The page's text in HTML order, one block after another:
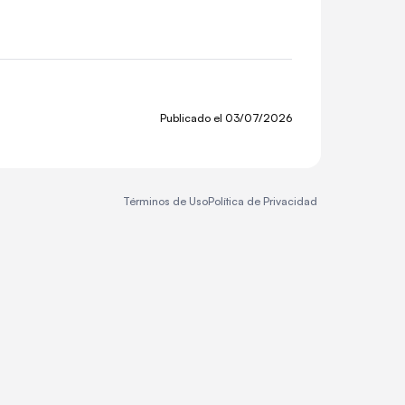
Publicado el 03/07/2026
Términos de UsoPolítica de Privacidad